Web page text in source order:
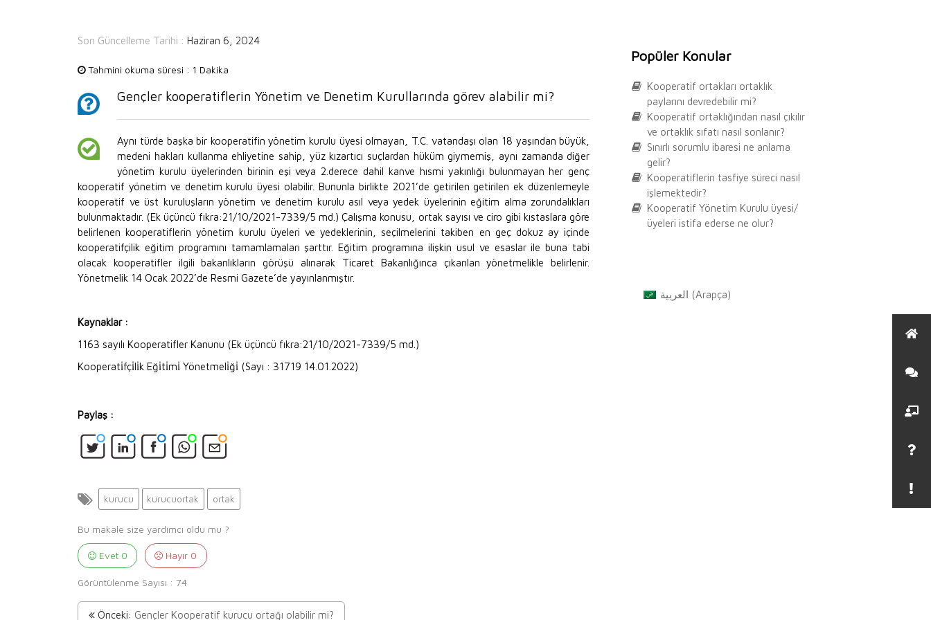
Son Güncelleme Tarihi : Haziran 6, 2024
Tahmini okuma süresi : 1 Dakika
Gençler kooperatiflerin Yönetim ve Denetim Kurullarında görev alabilir mi?
Aynı türde başka bir kooperatifin yönetim kurulu üyesi olmayan, T.C. vatandaşı olan 18 yaşından büyük,
medeni hakları kullanma ehliyetine sahip, yüz kızartıcı suçlardan hüküm giymemiş, aynı zamanda diğer
yönetim kurulu üyelerinden birinin eşi veya 2.derece dahil kanve hısmi yakınlığı bulunmayan her genç
kooperatif yönetim ve denetim kurulu üyesi olabilir. Bununla birlikte 2021’de getirilen getirilen ek düzenlemeyle
kooperatif ve üst kuruluşların yönetim ve denetim kurulu asıl veya yedek üyelerinin eğitim alma zorundalıkları
bulunmaktadır. (Ek üçüncü fıkra:21/10/2021-7339/5 md.) Çalışma konusu, ortak sayısı ve ciro gibi kıstaslara göre
belirlenen kooperatiflerin yönetim kurulu üyeleri ve yedeklerinin, seçilmelerini takiben en geç dokuz ay içinde
kooperatifçilik eğitim programını tamamlamaları şarttır. Eğitim programına ilişkin usul ve esaslar ile buna tabi
olacak kooperatifler ilgili bakanlıkların görüşü alınarak Ticaret Bakanlığınca çıkarılan yönetmelikle belirlenir.
Yönetmelik 14 Ocak 2022’de Resmi Gazete’de yayınlanmıştır.
Kaynaklar :
1163 sayılı Kooperatifler Kanunu (Ek üçüncü fıkra:21/10/2021-7339/5 md.)
Kooperati̇fçi̇li̇k Eği̇ti̇mi̇ Yönetmeli̇ği̇ (Sayı : 31719 14.01.2022)
Paylaş :
kurucu kurucuortak ortak
Bu makale size yardımcı oldu mu ?
Evet 0 Hayır 0
Görüntülenme Sayısı : 74
Önceki: Gençler Kooperatif kurucu ortağı olabilir mi?
Popüler Konular
Kooperatif ortakları ortaklık
paylarını devredebilir mi?
Kooperatif ortaklığından nasıl çıkılır
ve ortaklık sıfatı nasıl sonlanır?
Sınırlı sorumlu ibaresi ne anlama
gelir?
Kooperatiflerin tasfiye süreci nasıl
işlemektedir?
Kooperatif Yönetim Kurulu üyesi/
üyeleri istifa ederse ne olur?
العربية (Arapça)